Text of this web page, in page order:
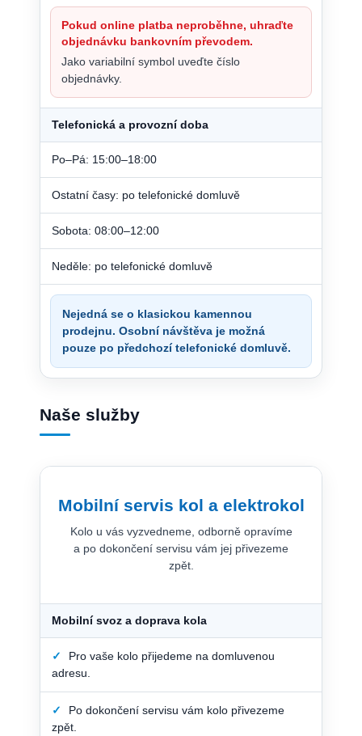
Pokud online platba neproběhne, uhraďte
objednávku bankovním převodem.
Jako variabilní symbol uveďte číslo
objednávky.
Telefonická a provozní doba
Po–Pá: 15:00–18:00
Ostatní časy: po telefonické domluvě
Sobota: 08:00–12:00
Neděle: po telefonické domluvě
Nejedná se o klasickou kamennou
prodejnu. Osobní návštěva je možná
pouze po předchozí telefonické domluvě.
Naše služby
Mobilní servis kol a elektrokol
Kolo u vás vyzvedneme, odborně opravíme
a po dokončení servisu vám jej přivezeme
zpět.
Mobilní svoz a doprava kola
✓
Pro vaše kolo přijedeme na domluvenou
adresu.
✓
Po dokončení servisu vám kolo přivezeme
zpět.